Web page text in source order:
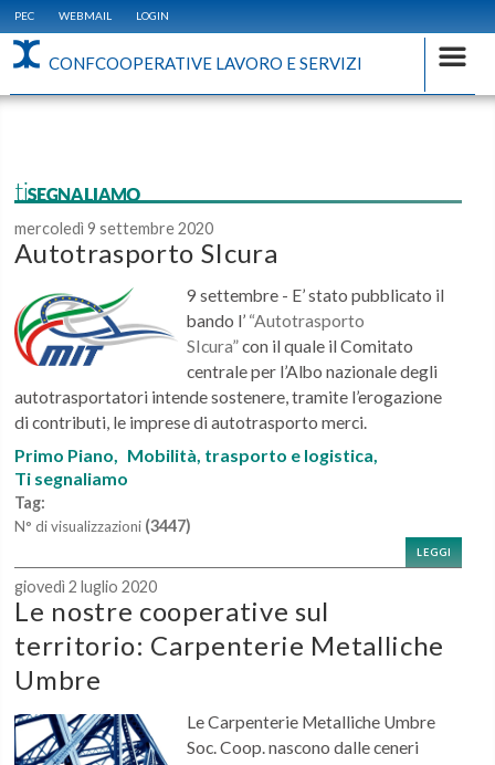
PEC WEBMAIL LOGIN
CONFCOOPERATIVE LAVORO E SERVIZI
tiSEGNALIAMO
mercoledì 9 settembre 2020
Autotrasporto SIcura
9 settembre - E’ stato pubblicato il
bando l’ “Autotrasporto
SIcura”con il quale il Comitato
centrale per l’Albo nazionale degli
autotrasportatori intende sostenere, tramite l’erogazione
di contributi, le imprese di autotrasporto merci.
Primo Piano,
Mobilità, trasporto e logistica,
Ti segnaliamo
Tag:
N° di visualizzazioni (3447)
LEGGI
giovedì 2 luglio 2020
Le nostre cooperative sul
territorio: Carpenterie Metalliche
Umbre
Le Carpenterie Metalliche Umbre
Soc. Coop. nascono dalle ceneri